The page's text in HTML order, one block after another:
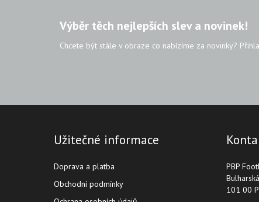
Výběr těch nejlepších slev a novinek!
Chcete být stále v obraze co nabízíme za novinky?
Užitečné informace
Doprava a platba
Obchodní podmínky
PBP
101 00